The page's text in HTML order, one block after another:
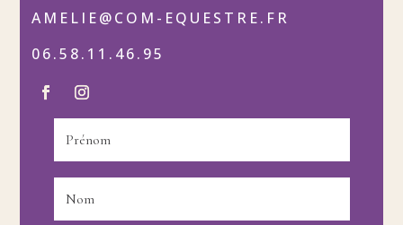
AMELIE@COM-EQUESTRE.FR
06.58.11.46.95